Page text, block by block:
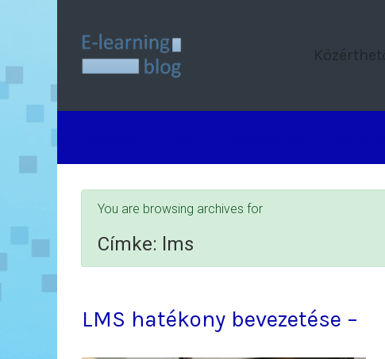
You are browsing archives for
Címke: lms
LMS hatékony bevezetése –